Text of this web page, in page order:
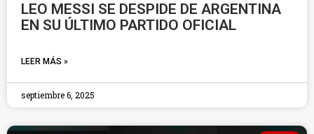
LEO MESSI SE DESPIDE DE ARGENTINA
EN SU ÚLTIMO PARTIDO OFICIAL
LEER MÁS »
septiembre 6, 2025